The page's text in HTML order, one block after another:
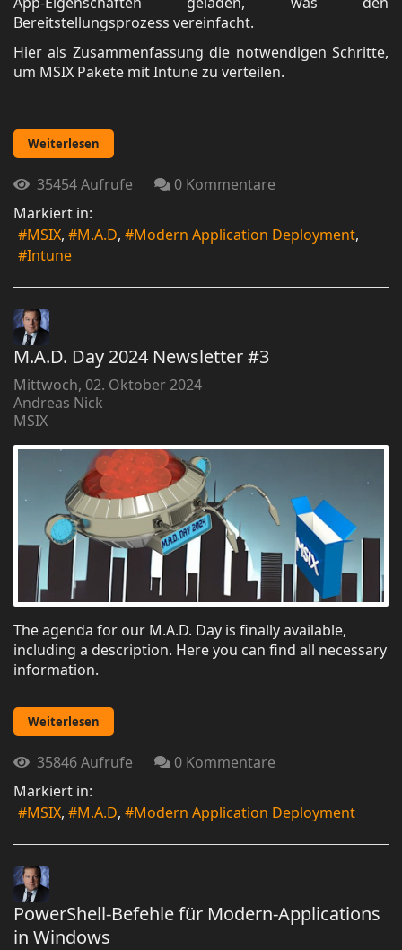
Bereitstellungsprozess vereinfacht.
Hier als Zusammenfassung die notwendigen Schritte,
um MSIX Pakete mit Intune zu verteilen.
Weiterlesen
35454 Aufrufe
0 Kommentare
Markiert in:
MSIX
M.A.D
Modern Application Deployment
Intune
M.A.D. Day 2024 Newsletter #3
Mittwoch, 02. Oktober 2024
Andreas Nick
MSIX
The agenda for our M.A.D. Day is finally available,
including a description. Here you can find all necessary
information.
Weiterlesen
35846 Aufrufe
0 Kommentare
Markiert in:
MSIX
M.A.D Modern Application Deployment
PowerShell-Befehle für Modern-Applications
in Windows